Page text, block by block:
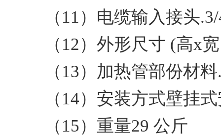
（11）电缆输入接头
（12）外形尺寸 (高x
（13）加热管部份材
（14）安装方式壁挂
（15）重量29 公斤